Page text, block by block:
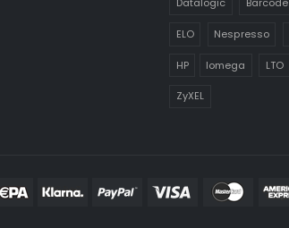
Datalogic Barcode
ELO Nespresso
HP Iomega LTO
ZyXEL